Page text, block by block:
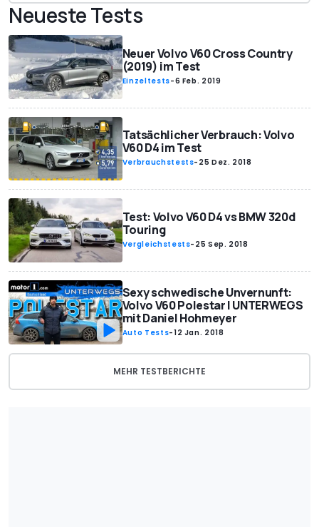
Neueste Tests
Neuer Volvo V60 Cross Country
(2019) im Test
Einzeltests-6 Feb. 2019
Tatsächlicher Verbrauch: Volvo
V60 D4 im Test
Verbrauchstests- 25 Dez. 2018
Test: Volvo V60 D4 vs BMW 320d
Touring
Vergleichstests- 25 Sep. 2018
Sexy schwedische Unvernunft:
Volvo V60 Polestar | UNTERWEGS
mit Daniel Hohmeyer
Auto Tests-12 Jan. 2018
MEHR TESTBERICHTE